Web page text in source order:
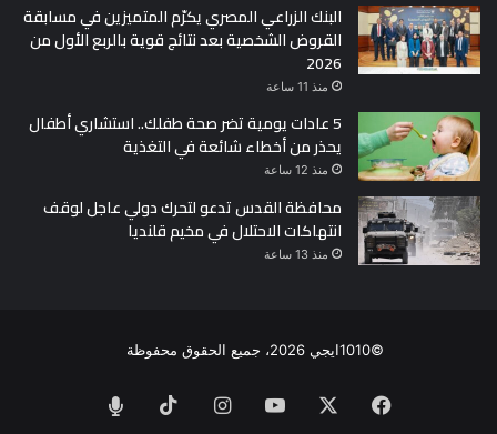
البنك الزراعي المصري يكرّم المتميزين في مسابقة
القروض الشخصية بعد نتائج قوية بالربع الأول من
2026
منذ 11 ساعة
5 عادات يومية تضر صحة طفلك.. استشاري أطفال
يحذر من أخطاء شائعة في التغذية
منذ 12 ساعة
محافظة القدس تدعو لتحرك دولي عاجل لوقف
انتهاكات الاحتلال في مخيم قلنديا
منذ 13 ساعة
©1010ايجي 2026، جميع الحقوق محفوظة
فيسبوك ‫YouTubeانستقرام ‫TikTokالراديو